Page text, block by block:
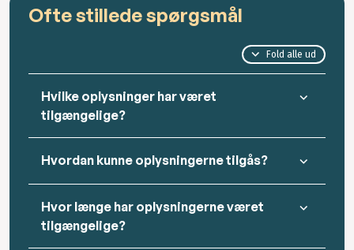
Ofte stillede spørgsmål
Fold alle ud
Hvilke oplysninger har været
tilgængelige?
Hvordan kunne oplysningerne tilgås?
Hvor længe har oplysningerne været
tilgængelige?